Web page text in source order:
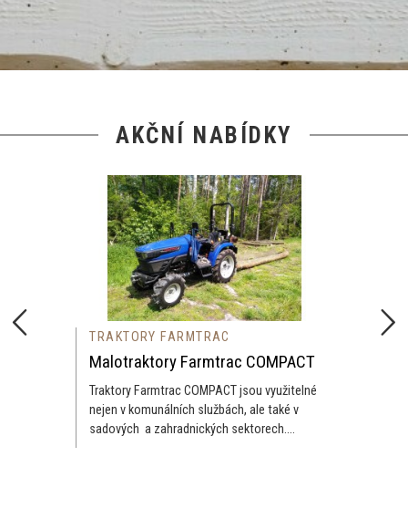
AKČNÍ NABÍDKY
TRAKTORY FARMTRAC
Malotraktory Farmtrac COMPACT
Traktory Farmtrac COMPACT jsou využitelné
nejen v komunálních službách, ale také v
sadových a zahradnických sektorech....